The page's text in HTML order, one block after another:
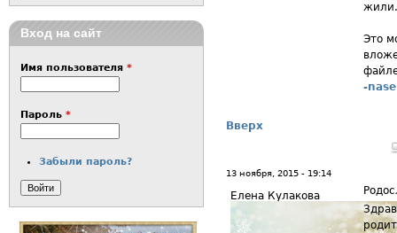
жили.
Это
-
Вверх
13 ноября, 2015 - 19:14
Елена Кулакова
Вход на сайт
Имя пользователя *
Пароль *
Забыли пароль?